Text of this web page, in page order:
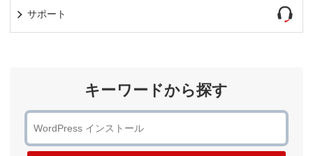
サポート
キーワードから探す